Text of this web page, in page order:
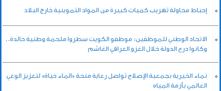
إحباط محاولة تهريب كميات كبيرة من المواد التموينية خارج البلاد
الاتحاد الوطني للموظفين: موظفو الكويت سطروا ملحمة وطنية خالدة..
وكانوا درع الدولة خلال الغزو العراقي الغاشم
نماء الخيرية بجمعية الإصلاح تواصل رعاية منحة «الماء حياة» لتعزيز الوعي
العالمي بأزمة المياه